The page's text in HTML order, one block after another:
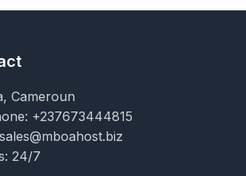
Cameroun
+237673444815
24/7